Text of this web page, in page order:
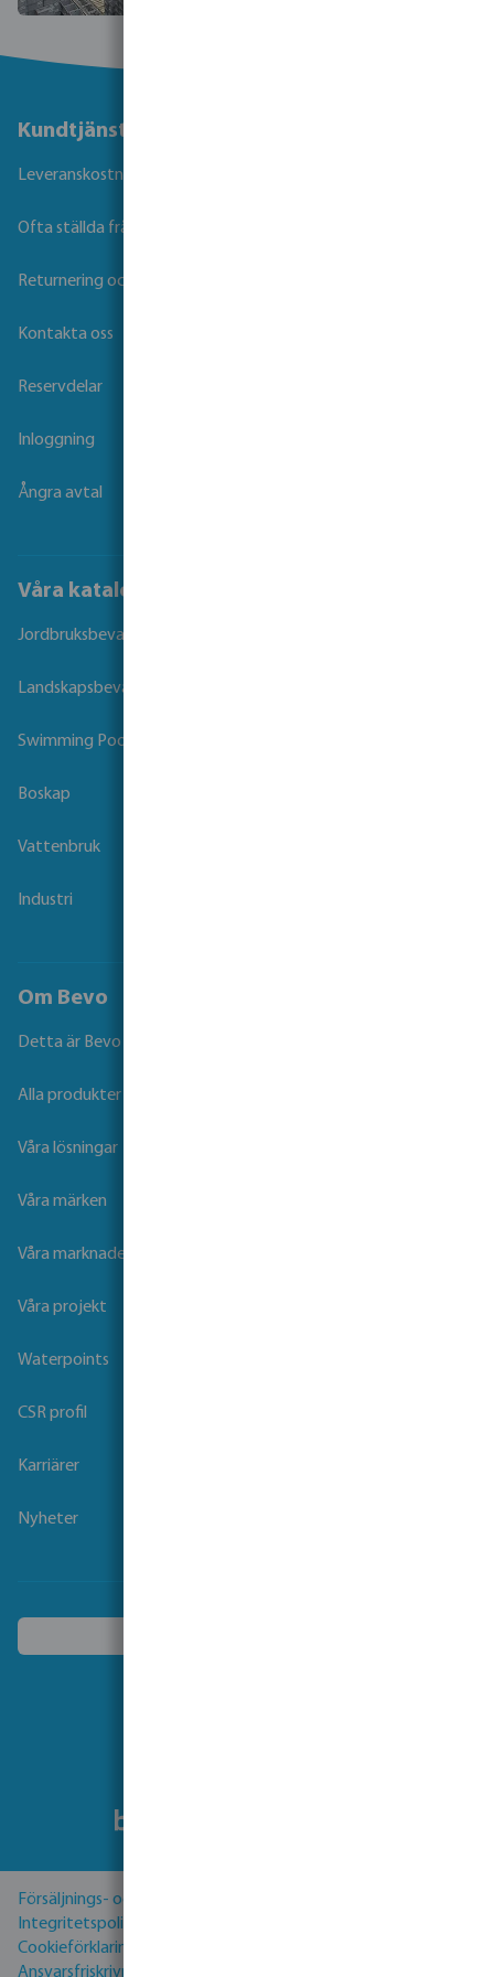
Kundtjänst
Leveranskostnader och transporttid
Ofta ställda frågor
Returnering och garanti
Kontakta oss
Reservdelar
Inloggning
Ångra avtal
Våra kataloger
Jordbruksbevattning
Landskapsbevattning
Swimming Pool
Boskap
Vattenbruk
Industri
Om Bevo
Detta är Bevo
Alla produkter
Våra lösningar
Våra märken
Våra marknader
Våra projekt
Waterpoints
CSR profil
Karriärer
Nyheter
Försäljnings- och leveransvillkor
Integritetspolicy
Cookieförklaring
Ansvarsfriskrivning